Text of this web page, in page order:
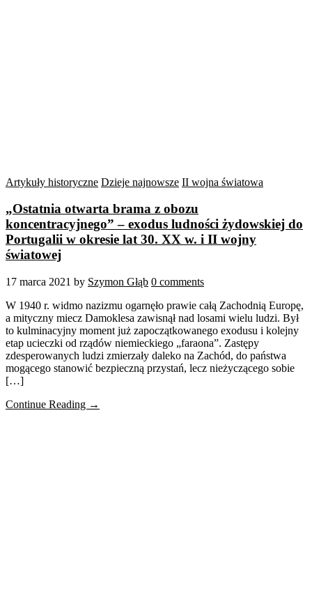
Artykuły historyczne Dzieje najnowsze II wojna światowa
„Ostatnia otwarta brama z obozu
koncentracyjnego” – exodus ludności żydowskiej do
Portugalii w okresie lat 30. XX w. i II wojny
światowej
17 marca 2021 by Szymon Głąb 0 comments
W 1940 r. widmo nazizmu ogarnęło prawie całą Zachodnią Europę,
a mityczny miecz Damoklesa zawisnął nad losami wielu ludzi. Był
to kulminacyjny moment już zapoczątkowanego exodusu i kolejny
etap ucieczki od rządów niemieckiego „faraona”. Zastępy
zdesperowanych ludzi zmierzały daleko na Zachód, do państwa
mogącego stanowić bezpieczną przystań, lecz nieżyczącego sobie
[…]
Continue Reading →